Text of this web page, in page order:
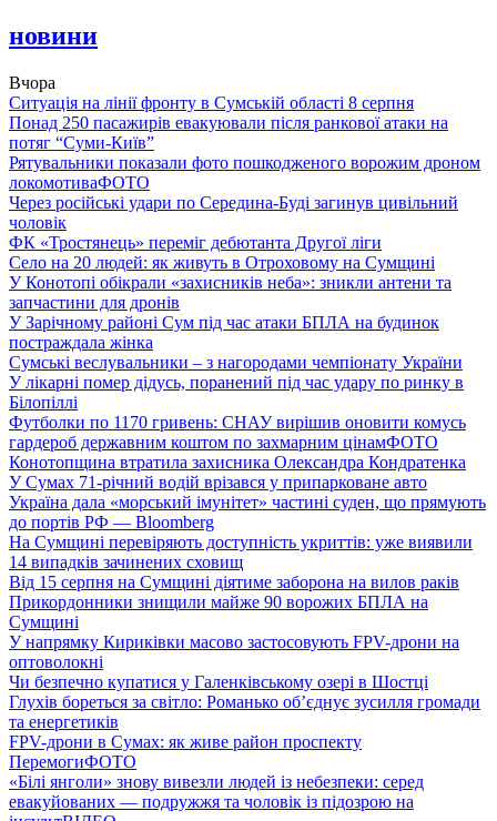
новини
Вчора
Ситуація на лінії фронту в Сумській області 8 серпня
Понад 250 пасажирів евакуювали після ранкової атаки на
потяг “Суми-Київ”
Рятувальники показали фото пошкодженого ворожим дроном
локомотиваФОТО
Через російські удари по Середина-Буді загинув цивільний
чоловік
ФК «Тростянець» переміг дебютанта Другої ліги
Село на 20 людей: як живуть в Отроховому на Сумщині
У Конотопі обікрали «захисників неба»: зникли антени та
запчастини для дронів
У Зарічному районі Сум під час атаки БПЛА на будинок
постраждала жінка
Сумські веслувальники – з нагородами чемпіонату України
У лікарні помер дідусь, поранений під час удару по ринку в
Білопіллі
Футболки по 1170 гривень: СНАУ вирішив оновити комусь
гардероб державним коштом по захмарним цінамФОТО
Конотопщина втратила захисника Олександра Кондратенка
У Сумах 71-річний водій врізався у припарковане авто
Україна дала «морський імунітет» частині суден, що прямують
до портів РФ — Bloomberg
На Сумщині перевіряють доступність укриттів: уже виявили
14 випадків зачинених сховищ
Від 15 серпня на Сумщині діятиме заборона на вилов раків
Прикордонники знищили майже 90 ворожих БПЛА на
Сумщині
У напрямку Кириківки масово застосовують FPV-дрони на
оптоволокні
Чи безпечно купатися у Галенківському озері в Шостці
Глухів бореться за світло: Романько об’єднує зусилля громади
та енергетиків
FPV-дрони в Сумах: як живе район проспекту
ПеремогиФОТО
«Білі янголи» знову вивезли людей із небезпеки: серед
евакуйованих — подружжя та чоловік із підозрою на